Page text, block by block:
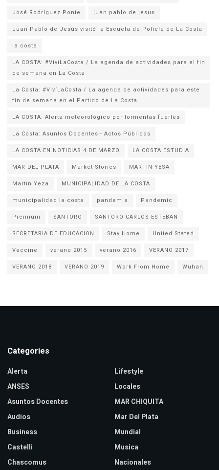
José Rodríguez Ponte
juan pablo de jesus
la costa
LA COSTA: #VivíLaCosta / La agenda de actividades para el fin
de semana en La Costa
La Costa: #VivíLaCosta / La agenda de actividades para este
fin de semana en el Partido de La Costa
LA COSTA: Alerta meteorológico por tormentas fuertes
La Costa: Asuntos Docentes - Actos Públicos
LA COSTA EN NOTICIAS 4 DE MARZO
LA COSTA ESTUDIA
MAR DEL PLATA
Market Stories
MARTIN YESA
Martín Yeza
MUNICIPALIDAD DE LA COSTA
municipalidad la costa
pandemia
Pandemic
Premium
SANTORO
SANTORO CARLOS ESTEBAN
SECRETARIA DE EDUCACION
Stay Home
United Stated
Vaccine
verano 2015 verano 2016
VERANO 2017
VERANO 2018
VERANO 2019 Work From Home Wuhan
Categories
Alerta
ANSES
Asuntos Docentes
Audios
Business
Castelli
Chascomus
Lifestyle
Locales
MAR CHIQUITA
Mar Del Plata
Mundial
Musica
Nacionales